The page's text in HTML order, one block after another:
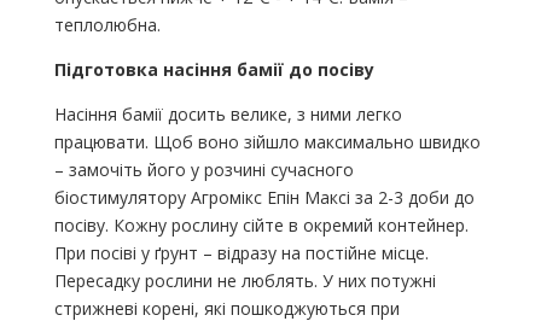
теплолюбна.
Підготовка насіння бамії до посіву
Насіння бамії досить велике, з ними легко
працювати. Щоб воно зійшло максимально швидко
– замочіть його у розчині сучасного
біостимулятору Агромікс Епін Максі за 2-3 доби до
посіву. Кожну рослину сійте в окремий контейнер.
При посіві у ґрунт – відразу на постійне місце.
Пересадку рослини не люблять. У них потужні
стрижневі корені, які пошкоджуються при